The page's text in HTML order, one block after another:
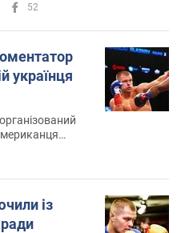
52
українця
із
ради